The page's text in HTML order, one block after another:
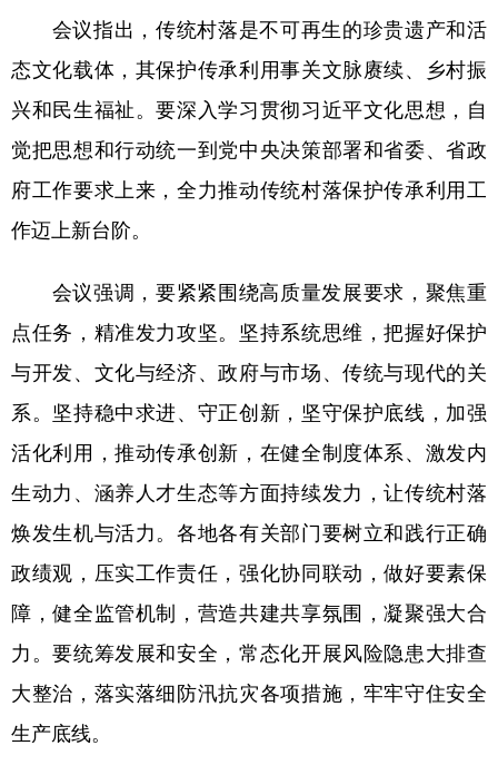
地方频道
北京 天津 河北 山西
辽宁 吉林 上海 江苏
浙江
山东 河南 湖北 湖南
广东 广西 海南 重庆
四川 贵州 云南 西藏
陕西 甘肃 青海 宁夏
新疆 内蒙古 黑龙江
English Español Français عربى
Русский язык 日本語 한국어
Deutsch Português
会议指出，传统村落是不可再生的珍贵遗产和活
态文化载体，其保护传承利用事关文脉赓续、乡村振
兴和民生福祉。要深入学习贯彻习近平文化思想，自
觉把思想和行动统一到党中央决策部署和省委、省政
府工作要求上来，全力推动传统村落保护传承利用工
作迈上新台阶。
会议强调，要紧紧围绕高质量发展要求，聚焦重
点任务，精准发力攻坚。坚持系统思维，把握好保护
与开发、文化与经济、政府与市场、传统与现代的关
系。坚持稳中求进、守正创新，坚守保护底线，加强
活化利用，推动传承创新，在健全制度体系、激发内
生动力、涵养人才生态等方面持续发力，让传统村落
焕发生机与活力。各地各有关部门要树立和践行正确
政绩观，压实工作责任，强化协同联动，做好要素保
障，健全监管机制，营造共建共享氛围，凝聚强大合
力。要统筹发展和安全，常态化开展风险隐患大排查
大整治，落实落细防汛抗灾各项措施，牢牢守住安全
生产底线。